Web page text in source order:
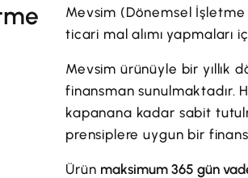
Mevsim (Dönemsel
ticari mal alımı yapmaları
Mevsim ürünüyle bir yıllık
finansman sunulmaktadır.
kapanana kadar sabit
prensiplere uygun bir
Ürün maksimum 365 gün